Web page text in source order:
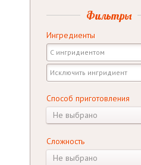
Фильтры
Ингредиенты
Способ приготовления
Не выбрано
Сложность
Не выбрано